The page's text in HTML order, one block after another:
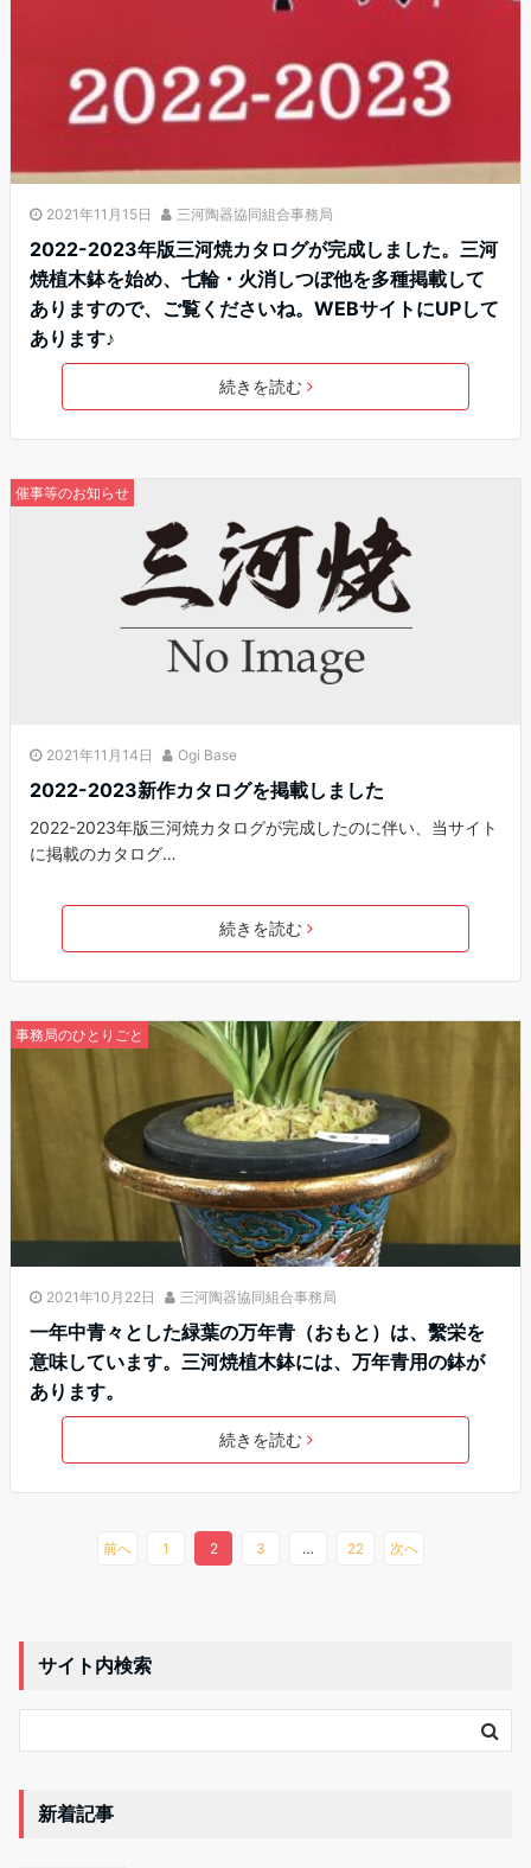
2021年11月15日 三河陶器協同組合事務局
2022-2023年版三河焼カタログが完成しました。三河
焼植木鉢を始め、七輪・火消しつぼ他を多種掲載して
ありますので、ご覧くださいね。WEBサイトにUPして
あります♪
続きを読む
催事等のお知らせ
2021年11月14日 Ogi Base
2022-2023新作カタログを掲載しました
2022-2023年版三河焼カタログが完成したのに伴い、当サイト
に掲載のカタログ…
続きを読む
事務局のひとりごと
2021年10月22日 三河陶器協同組合事務局
一年中青々とした緑葉の万年青（おもと）は、繫栄を
意味しています。三河焼植木鉢には、万年青用の鉢が
あります。
続きを読む
前へ 1 2 3 … 22 次へ
サイト内検索
新着記事